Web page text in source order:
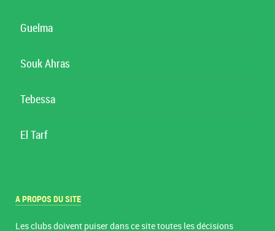
Guelma
Souk Ahras
Tebessa
El Tarf
A PROPOS DU SITE
Les clubs doivent puiser dans ce site toutes les décisions